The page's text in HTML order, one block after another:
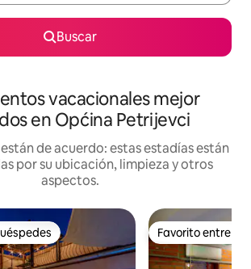
Buscar
vacacionales mejor
en Općina Petrijevci
de acuerdo: estas estadías están
por su ubicación, limpieza y otros
aspectos.
Favorito entre
Favorito entre